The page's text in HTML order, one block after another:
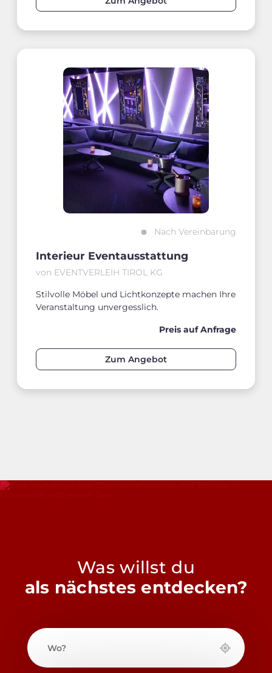
Nach Vereinbarung
Interieur Eventausstattung
von EVENTVERLEIH TIROL KG
Stilvolle Möbel und Lichtkonzepte machen Ihre
Veranstaltung unvergesslich.
Preis auf Anfrage
Zum Angebot
Was willst du
als nächstes entdecken?
Wo?